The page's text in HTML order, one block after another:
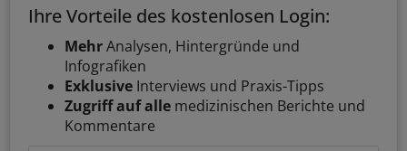
Ihre Vorteile des kostenlosen Login:
MehrAnalysen, Hintergründe und
Infografiken
Exklusive Interviews und Praxis-Tipps
Zugriff auf alle medizinischen Berichte und
Kommentare